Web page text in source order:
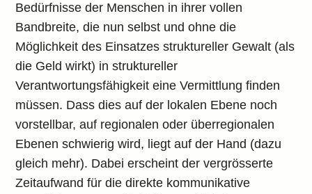
Bedürfnisse der Menschen in ihrer vollen
Bandbreite, die nun selbst und ohne die
Möglichkeit des Einsatzes struktureller Gewalt (als
die Geld wirkt) in struktureller
Verantwortungsfähigkeit eine Vermittlung finden
müssen. Dass dies auf der lokalen Ebene noch
vorstellbar, auf regionalen oder überregionalen
Ebenen schwierig wird, liegt auf der Hand (dazu
gleich mehr). Dabei erscheint der vergrösserte
Zeitaufwand für die direkte kommunikative